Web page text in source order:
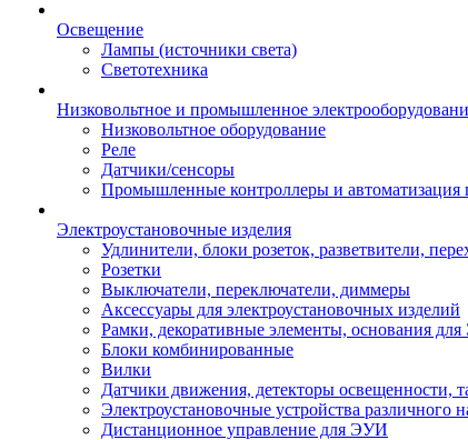
Освещение
Лампы (источники света)
Светотехника
Низковольтное и промышленное
Низковольтное оборудование
Реле
Датчики/сенсоры
Промышленные контроллеры и автоматизация
Электроустановочные изделия
Удлинители, блоки розеток, разветвители,
Розетки
Выключатели, переключатели, диммеры
Аксессуары для электроустановочных изделий
Рамки, декоративные элементы, основания
Блоки комбинированные
Вилки
Датчики движения, детекторы освещенности,
Электроустановочные устройства различного
Дистанционное управление для ЭУИ